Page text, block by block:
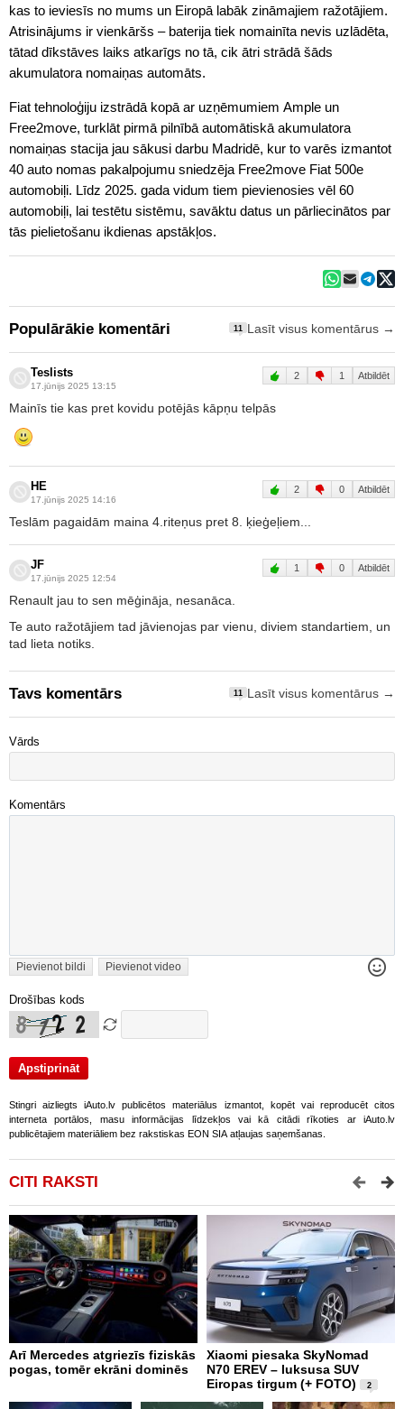
kas to ieviesīs no mums un Eiropā labāk zināmajiem ražotājiem.
Atrisinājums ir vienkāršs – baterija tiek nomainīta nevis uzlādēta,
tātad dīkstāves laiks atkarīgs no tā, cik ātri strādā šāds
akumulatora nomaiņas automāts.
Fiat tehnoloģiju izstrādā kopā ar uzņēmumiem Ample un
Free2move, turklāt pirmā pilnībā automātiskā akumulatora
nomaiņas stacija jau sākusi darbu Madridē, kur to varēs izmantot
40 auto nomas pakalpojumu sniedzēja Free2move Fiat 500e
automobiļi. Līdz 2025. gada vidum tiem pievienosies vēl 60
automobiļi, lai testētu sistēmu, savāktu datus un pārliecinātos par
tās pielietošanu ikdienas apstākļos.
Populārākie komentāri 11 Lasīt visus komentārus →
Teslists
17.jūnijs 2025 13:15
2 1 Atbildēt
Mainīs tie kas pret kovidu potējās kāpņu telpās
HE
17.jūnijs 2025 14:16
2 0 Atbildēt
Teslām pagaidām maina 4.riteņus pret 8. ķieģeļiem...
JF
17.jūnijs 2025 12:54
1 0 Atbildēt
Renault jau to sen mēģināja, nesanāca.
Te auto ražotājiem tad jāvienojas par vienu, diviem standartiem, un
tad lieta notiks.
Tavs komentārs 11 Lasīt visus komentārus →
Vārds
Komentārs
Pievienot bildi Pievienot video
Drošības kods
Stingri aizliegts iAuto.lv publicētos materiālus izmantot, kopēt vai reproducēt citos
interneta portālos, masu informācijas līdzekļos vai kā citādi rīkoties ar iAuto.lv
publicētajiem materiāliem bez rakstiskas EON SIA atļaujas saņemšanas.
CITI RAKSTI
Arī Mercedes atgriezīs fiziskās
pogas, tomēr ekrāni dominēs
Xiaomi piesaka SkyNomad
N70 EREV – luksusa SUV
Eiropas tirgum (+ FOTO)
2